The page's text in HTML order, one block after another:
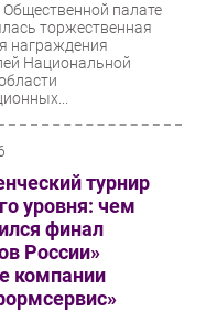
палате
торжественная
награждения
Национальной
турнир
уровня: чем
финал
России»
компании